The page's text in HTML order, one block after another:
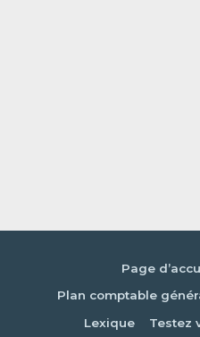
Page
Plan comptable
Lexique
Testez